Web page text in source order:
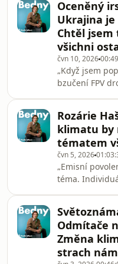
říká Adéla
humanitární
Od října žije v
autem od
organizace
zemědělské a
pomáhají
drony. Jaké je
Oceněný
Ukrajina je
Chtěl jsem
všichni
čvn 10, 2026
„Když jsem
bzučení FPV
zamiloval a
Později jsem
oblasti
říká mladý
Caolan
Ukrajiny viděly
světě.Všechny
můžete
Rozárie
klimatu by
tématem
čvn 5, 2026
„Emisní
téma.
Rozárie
klimatu a o
díly podcastu
Odmítače
Změna
strach